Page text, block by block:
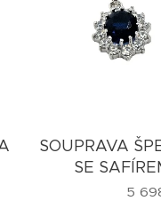
SOUPRAVA
SE
5